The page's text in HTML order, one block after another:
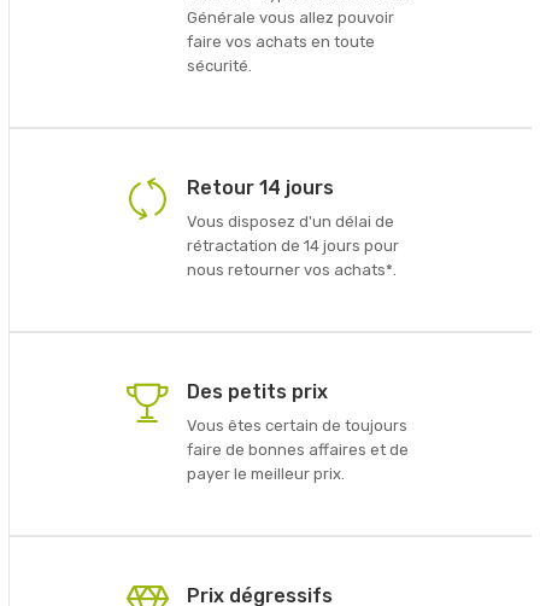
Générale vous allez pouvoir
faire vos achats en toute
sécurité.
Retour 14 jours
Vous disposez d'un délai de
rétractation de 14 jours pour
nous retourner vos achats*.
Des petits prix
Vous êtes certain de toujours
faire de bonnes affaires et de
payer le meilleur prix.
Prix dégressifs